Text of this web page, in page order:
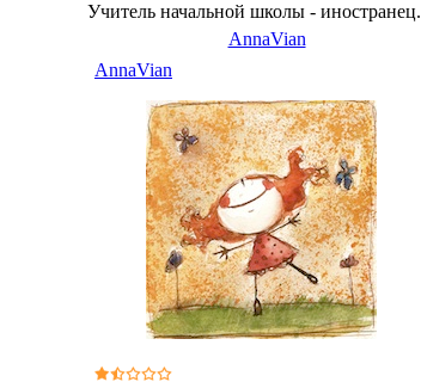
Учитель начальной школы - иностранец.
AnnaVian
AnnaVian